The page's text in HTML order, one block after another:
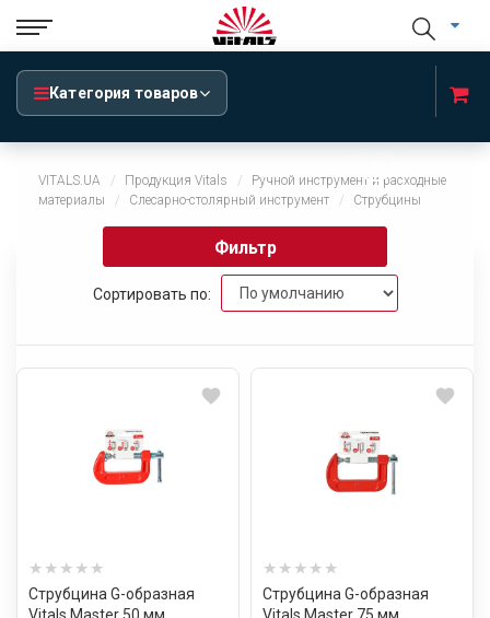
Категория товаров
VITALS.UA Продукция Vitals
Ручной инструмент и расходные
материалы
Cлесарно-столярный инструмент Струбцины
x
Фильтр
Сортировать по:
Струбцина G-образная
Струбцина G-образная